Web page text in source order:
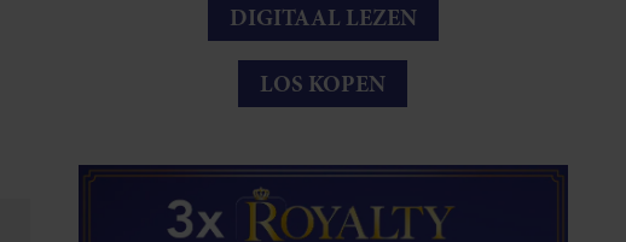
DIGITAAL LEZEN
LOS KOPEN